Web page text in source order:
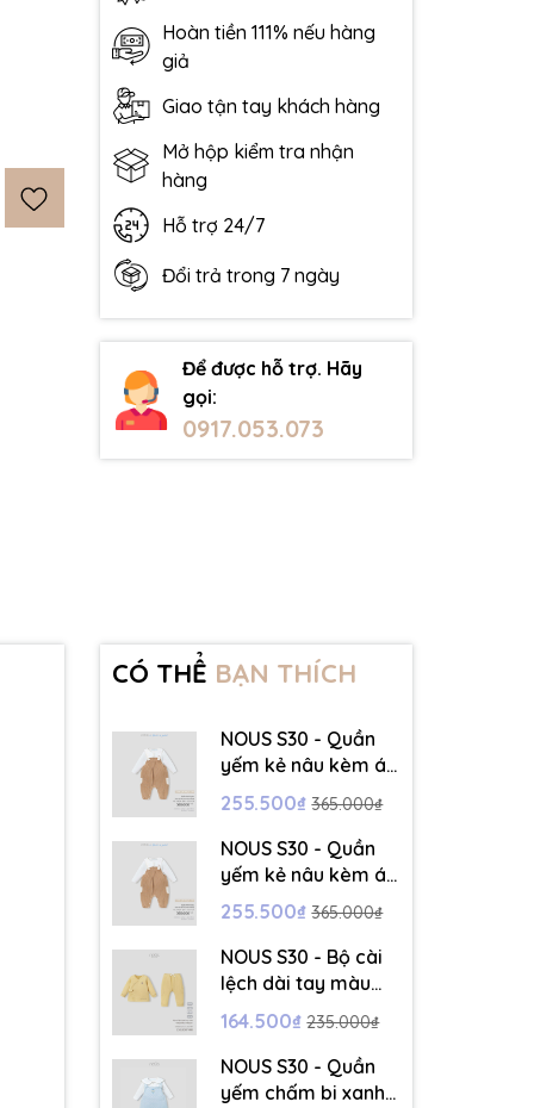
Hoàn tiền 111% nếu hàng
giả
Giao tận tay khách hàng
Mở hộp kiểm tra nhận
hàng
Hỗ trợ 24/7
Đổi trả trong 7 ngày
Để được hỗ trợ. Hãy
gọi:
0917.053.073
CÓ THỂ BẠN THÍCH
NOUS S30 - Quần
yếm kẻ nâu kèm áo
dài tay màu trắng -
3-6M - SS26.T5C
255.500₫ 365.000₫
NOUS S30 - Quần
yếm kẻ nâu kèm áo
dài tay màu trắng -
6-9M - SS26.T5C
255.500₫ 365.000₫
NOUS S30 - Bộ cài
lệch dài tay màu
vàng thêu trang trí
- 12-18M - SS26.T5C
164.500₫ 235.000₫
NOUS S30 - Quần
yếm chấm bi xanh